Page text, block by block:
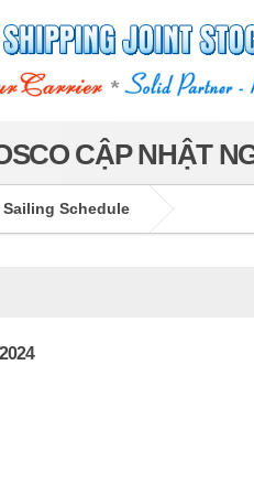
CẬP NHẬT
Schedule